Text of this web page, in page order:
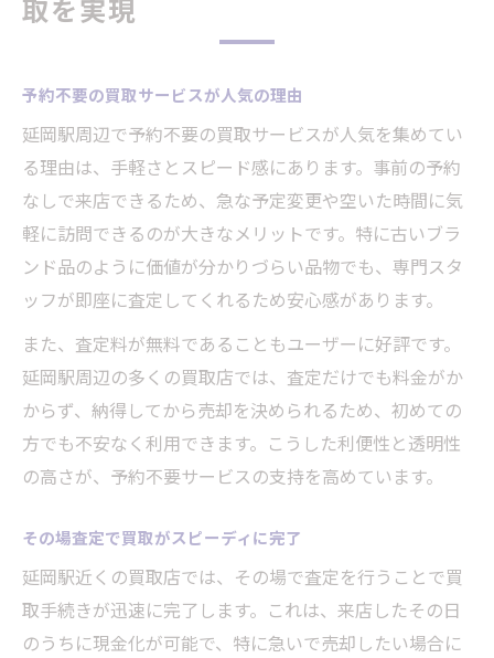
取を実現
予約不要の買取サービスが人気の理由
延岡駅周辺で予約不要の買取サービスが人気を集めてい
る理由は、手軽さとスピード感にあります。事前の予約
なしで来店できるため、急な予定変更や空いた時間に気
軽に訪問できるのが大きなメリットです。特に古いブラ
ンド品のように価値が分かりづらい品物でも、専門スタ
ッフが即座に査定してくれるため安心感があります。
また、査定料が無料であることもユーザーに好評です。
延岡駅周辺の多くの買取店では、査定だけでも料金がか
からず、納得してから売却を決められるため、初めての
方でも不安なく利用できます。こうした利便性と透明性
の高さが、予約不要サービスの支持を高めています。
その場査定で買取がスピーディに完了
延岡駅近くの買取店では、その場で査定を行うことで買
取手続きが迅速に完了します。これは、来店したその日
のうちに現金化が可能で、特に急いで売却したい場合に